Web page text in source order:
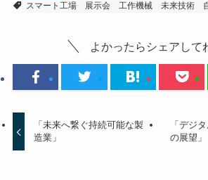
スマート工場
展示会 工作機械 未来技術
よかったらシェアして
「未来へ繋ぐ持続可能な製
造業」
「デジ
の展望」